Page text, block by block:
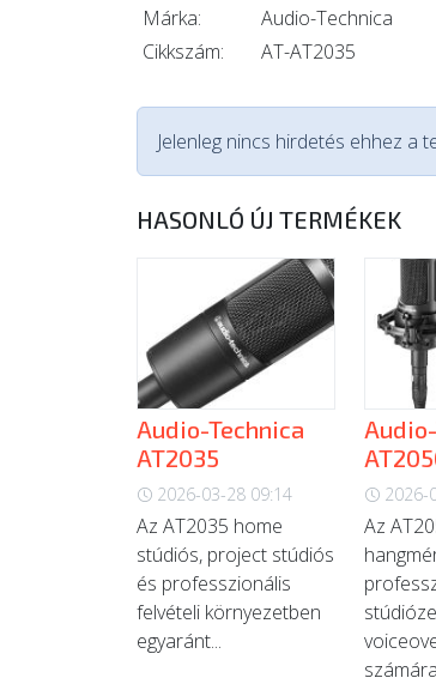
Márka:
Audio-Technica
Cikkszám:
AT-AT2035
Jelenleg nincs hirdetés ehhez a
HASONLÓ ÚJ TERMÉKEK
Audio-Technica
AT2035
2026-03-28 09:14
Az AT2035 home
stúdiós, project stúdiós
és professzionális
felvételi környezetben
egyaránt...
2026-
Az